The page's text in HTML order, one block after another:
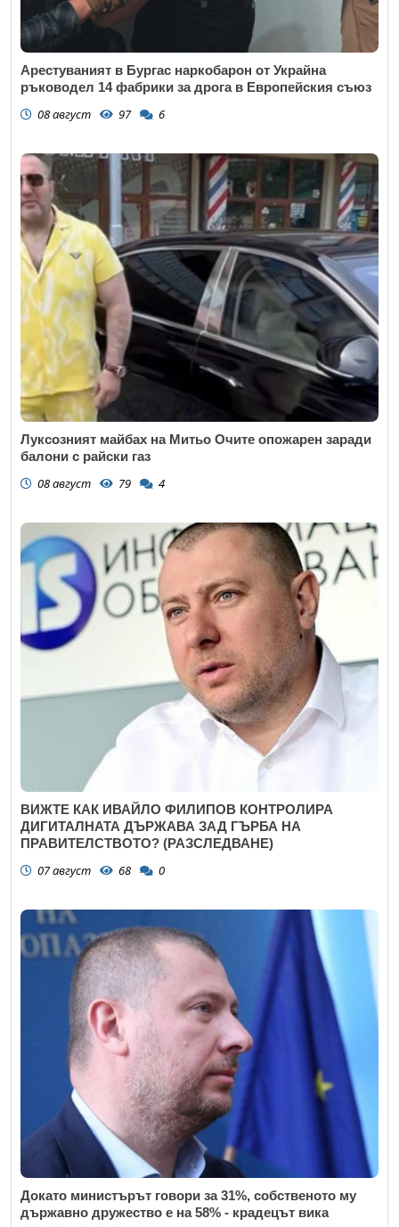
Арестуваният в Бургас наркобарон от Украйна
ръководел 14 фабрики за дрога в Европейския съюз
08 август 97 6
Луксозният майбах на Митьо Очите опожарен заради
балони с райски газ
08 август 79 4
ВИЖТЕ КАК ИВАЙЛО ФИЛИПОВ КОНТРОЛИРА
ДИГИТАЛНАТА ДЪРЖАВА ЗАД ГЪРБА НА
ПРАВИТЕЛСТВОТО? (РАЗСЛЕДВАНЕ)
07 август 68 0
Докато министърът говори за 31%, собственото му
държавно дружество е на 58% - крадецът вика